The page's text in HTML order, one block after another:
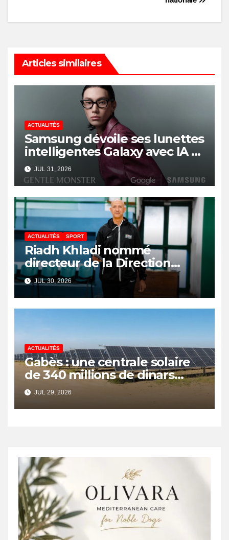
Articles similaires
ACTUALITÉS
Samsung dévoile ses lunettes
intelligentes Galaxy avec IA et
Gemini
JUL 31, 2026
ACTUALITÉS SPORT
Riadh Khladi nommé
directeur de la Direction
Nationale de l’Arbitrage
JUL 30, 2026
ACTUALITÉS
Gabès : une centrale solaire
de 340 millions de dinars
pour renforcer la transition
énergétique et créer 400
emplois
JUL 29, 2026